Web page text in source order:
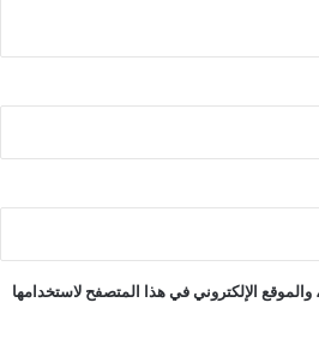
الإلكتروني في هذا المتصفح لاستخدامها